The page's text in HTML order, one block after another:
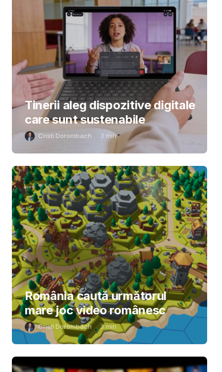
Tinerii aleg dispozitive digitale
care sunt sustenabile
Cristi Dorombach 3 min
România caută următorul
mare joc video românesc
Cristi Dorombach 3min